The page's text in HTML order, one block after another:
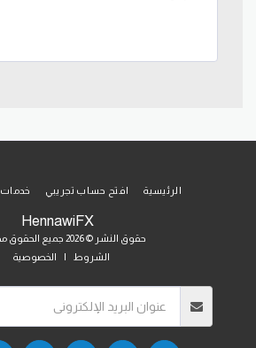
HennawiFX
حقوق النشر © 2026 جميع الحقوق محفوظة
الشروط
| الخصوصية
الرئيسية افتح حساب تجريبي خدمات